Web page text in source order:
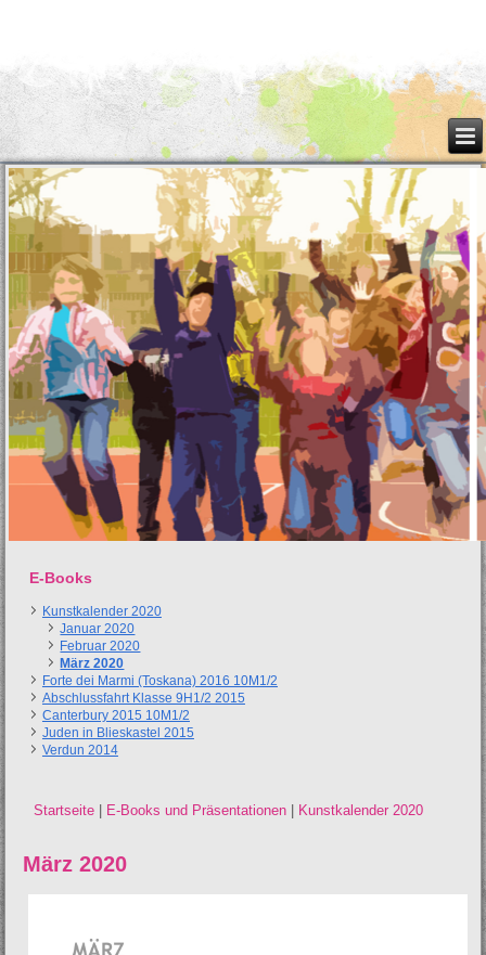
E-Books
Kunstkalender 2020
Januar 2020
Februar 2020
März 2020
Forte dei Marmi (Toskana) 2016 10M1/2
Abschlussfahrt Klasse 9H1/2 2015
Canterbury 2015 10M1/2
Juden in Blieskastel 2015
Verdun 2014
Startseite| E-Books und Präsentationen| Kunstkalender 2020
März 2020